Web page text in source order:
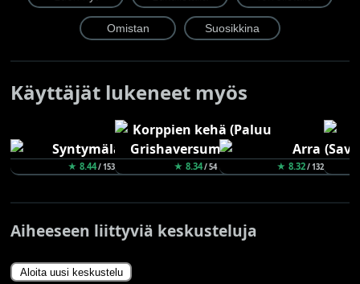
Käyttäjät lukeneet myös
★ 8.44/ 153 ★ 8.34/ 54 ★ 8.32/ 132
Aiheeseen liittyviä keskusteluja
Aloita uusi keskustelu